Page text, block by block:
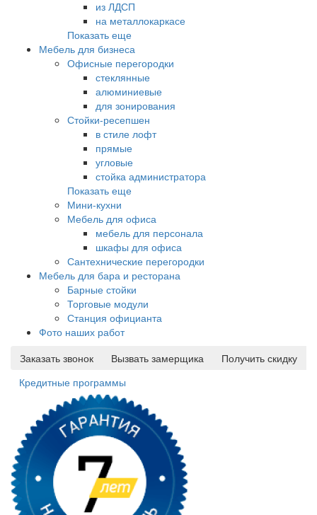
из ЛДСП
на металлокаркасе
Показать еще
Мебель для бизнеса
Офисные перегородки
стеклянные
алюминиевые
для зонирования
Стойки-ресепшен
в стиле лофт
прямые
угловые
стойка администратора
Показать еще
Мини-кухни
Мебель для офиса
мебель для персонала
шкафы для офиса
Сантехнические перегородки
Мебель для бара и ресторана
Барные стойки
Торговые модули
Станция официанта
Фото наших работ
Заказать звонок
Вызвать замерщика
Получить скидку
Кредитные программы